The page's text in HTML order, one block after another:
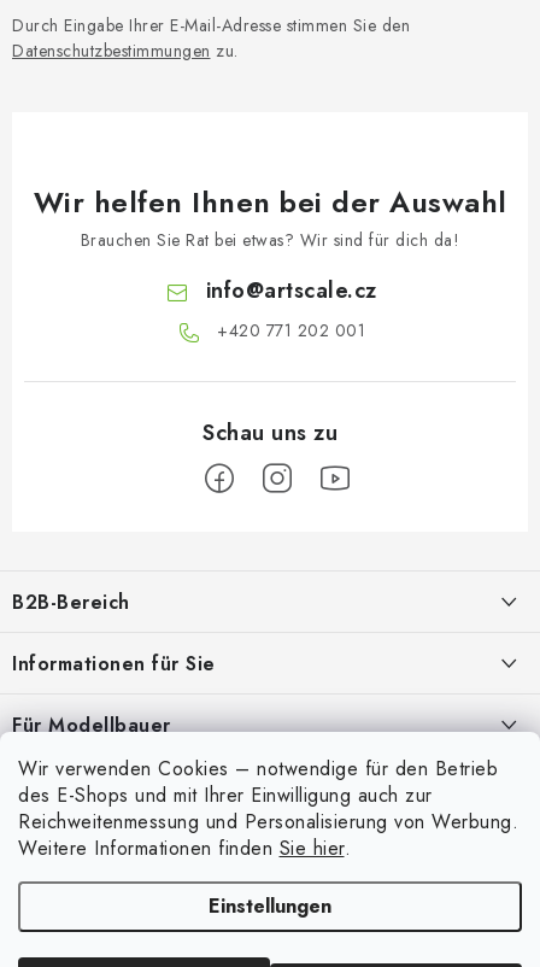
Wir verwenden Cookies – notwendige für den Betrieb
des E-Shops und mit Ihrer Einwilligung auch zur
Reichweitenmessung und Personalisierung von Werbung.
Weitere Informationen finden Sie hier.
Einstellungen
Durch Eingabe Ihrer E-Mail-Adresse stimmen Sie den
Datenschutzbestimmungen zu.
Wir helfen Ihnen bei der Auswahl
Brauchen Sie Rat bei etwas? Wir sind für dich da!
info@artscale.cz
+420 771 202 001​
ß
z
e
i
l
B2B-Bereich
Geschäftspartner, die Bereitstellung geeigneter Dienstleistungen und
ANMELDUNG
Informationen für Sie
Über uns
Meine Bestellung
Kontakte
Versand und Bezahlung
Bedingungen und Konditionen
Datenschutzbestimmungen
Für Modellbauer
Modellfarben-Umrechner
Art Scale Modellbau-Glossar
Persönliche Abholung in Liberec
Mein Konto
Anmelden
Registrierung
Bestellhistorie
. Alle Rechte vorbehalten.